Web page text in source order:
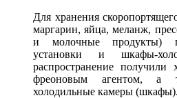
Для хранения
маргарин, яйца, меланж,
и молочные продукты)
установки и шкафы-
распространение получили
фреоновым агентом, а
холодильные камеры (шкафы).